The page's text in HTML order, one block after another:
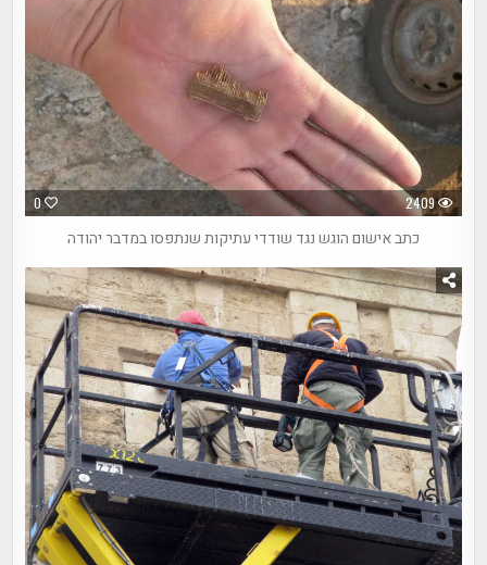
0 2409
כתב אישום הוגש נגד שודדי עתיקות שנתפסו במדבר יהודה